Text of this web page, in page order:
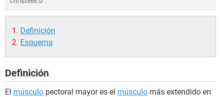
NUTRICIÓN
BIENESTAR
GLOSARIO
Definición
Esquema
Definición
El músculo pectoral mayor es el músculo más extendido en